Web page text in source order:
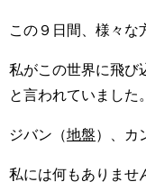
この９日間、様々な
私がこの世界に飛び
と言われていました。
ジバン（地盤）、カ
私には何もありませ